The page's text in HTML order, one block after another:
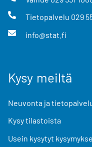
Tietopalvelu 029
info@stat.fi
Kysy meiltä
Neuvonta ja
Kysy tilastoista
Usein kysytyt